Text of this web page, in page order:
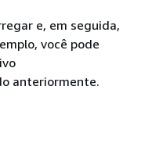
e, em seguida,
você pode
anteriormente.